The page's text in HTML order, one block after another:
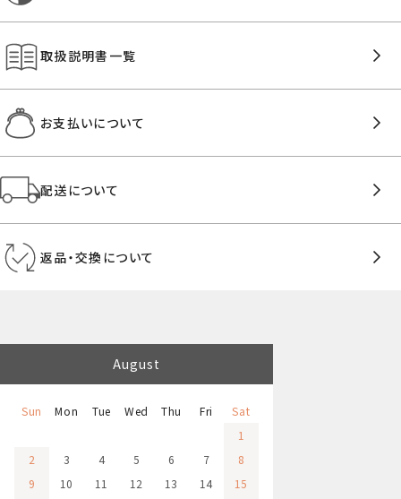
取扱説明書一覧
お支払いについて
配送について
返品・交換について
August
Sun Mon Tue Wed Thu Fri
Sat
1
2
3 4 5 6 7
8
9
10 11 12 13 14
15